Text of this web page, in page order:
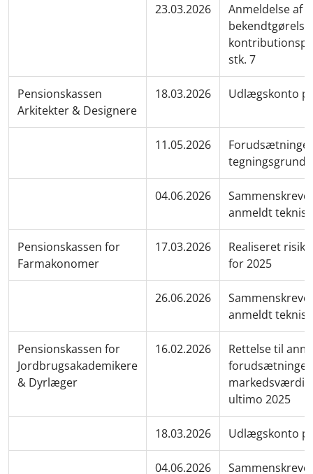
23.03.2026
Anmeldelse af
stk. 7
Pensionskassen
Arkitekter & Designere
18.03.2026 Udlægskonto
11.05.2026
04.06.2026
anmeldt
Pensionskassen for
Farmakonomer
17.03.2026
Realiseret
for 2025
26.06.2026
anmeldt
Pensionskassen for
Jordbrugsakademikere
& Dyrlæger
16.02.2026
Rettelse til
ultimo 2025
18.03.2026 Udlægskonto
04.06.2026